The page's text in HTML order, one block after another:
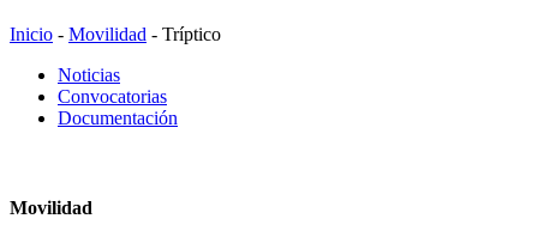
Inicio - Movilidad - Tríptico
Noticias
Convocatorias
Documentación
Movilidad